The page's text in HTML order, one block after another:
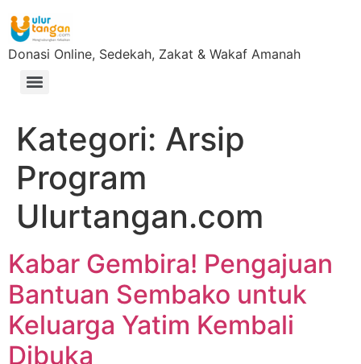
Donasi Online, Sedekah, Zakat & Wakaf Amanah
Kategori: Arsip
Program
Ulurtangan.com
Kabar Gembira! Pengajuan
Bantuan Sembako untuk
Keluarga Yatim Kembali
Dibuka